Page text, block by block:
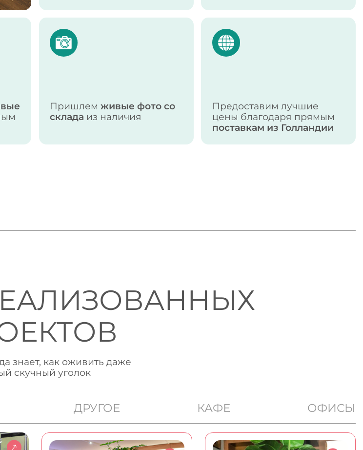
Пришлемживые фото со
склада из наличия
Предоставим лучшие
цены благодаря прямым
поставкам из Голландии
знает, как оживить даже
скучный уголок
ДРУГОЕ КАФЕ ОФИСЫ